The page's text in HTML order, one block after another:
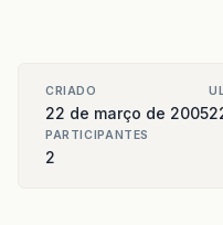
CRIADO
22 de março de 2005
PARTICIPANTES
2